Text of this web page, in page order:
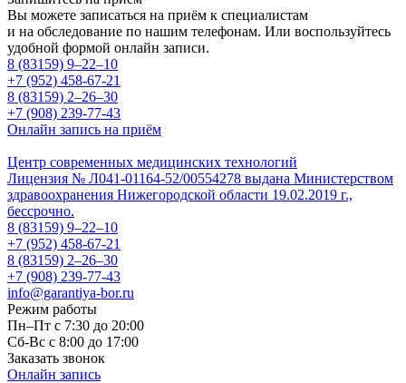
Вы можете записаться на приём к специалистам
и на обследование по нашим телефонам. Или воспользуйтесь
удобной формой онлайн записи.
8 (83159) 9–22–10
+7 (952) 458-67-21
8 (83159) 2–26–30
+7 (908) 239-77-43
Онлайн запись на приём
Центр современных медицинских технологий
Лицензия № Л041-01164-52/00554278 выдана Министерством
здравоохранения Нижегородской области 19.02.2019 г.,
бессрочно.
8 (83159) 9–22–10
+7 (952) 458-67-21
8 (83159) 2–26–30
+7 (908) 239-77-43
info@garantiya-bor.ru
Режим работы
Пн–Пт с 7:30 до 20:00
Cб-Вс с 8:00 до 17:00
Заказать звонок
Онлайн запись